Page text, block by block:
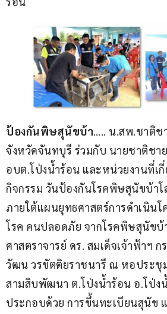
ป้องกันพิษสุนัขบ้า….. น.สพ.ชาติช
จังหวัดจันทบุรี ร่วมกับ นายชาติชา
อบต.โป่งน้ำร้อน และหน่วยงานที่เ
กิจกรรม วันป้องกันโรคพิษสุนัขบ้าโ
ภายใต้แผนยุทธศาสตร์การดำเนินโ
โรค คนปลอดภัย จากโรคพิษสุนัข
ศาสตราจารย์ ดร. สมเด็จเจ้าฟ้าฯ
วัฒน วรขัตติยราชนารี ณ หอประชุ
สามสิบพัฒนา ต.โป่งน้ำร้อน อ.โป่ง
ประกอบด้วย การขึ้นทะเบียนสุนัข